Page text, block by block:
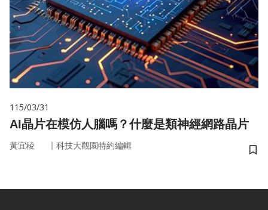
115/03/31
AI晶片在模仿人腦嗎？什麼是類神經網路晶片
黃宜稜 ｜ 科技大觀園特約編輯
儲